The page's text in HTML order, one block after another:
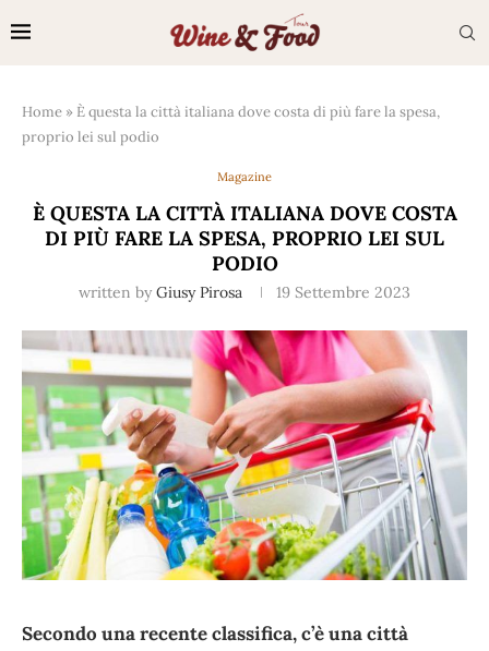
Home » È questa la città italiana dove costa di più fare la spesa,
proprio lei sul podio
Magazine
È QUESTA LA CITTÀ ITALIANA DOVE COSTA
DI PIÙ FARE LA SPESA, PROPRIO LEI SUL
PODIO
written by Giusy Pirosa 19 Settembre 2023
Secondo una recente classifica, c’è una città